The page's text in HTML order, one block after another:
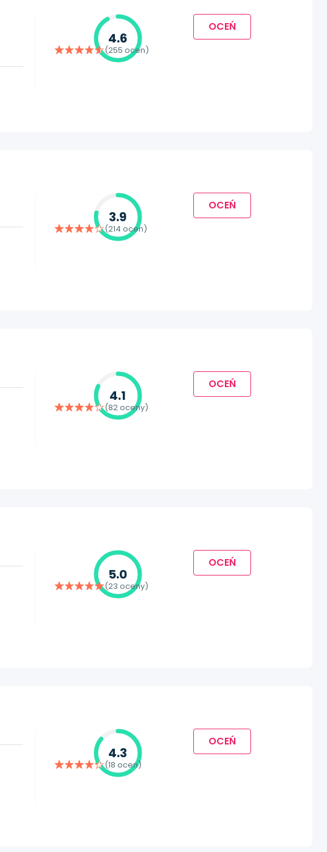
4.6
(255 ocen)
OCEŃ
3.9
(214 ocen)
OCEŃ
4.1
(82 oceny)
OCEŃ
5.0
(23 oceny)
OCEŃ
4.3
(18 ocen)
OCEŃ